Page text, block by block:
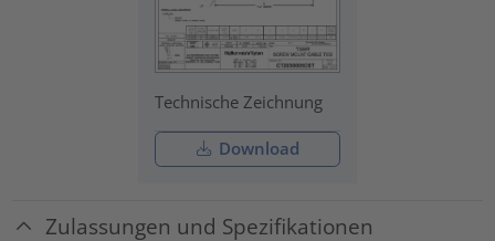
Technische Zeichnung
Download
Zulassungen und Spezifikationen